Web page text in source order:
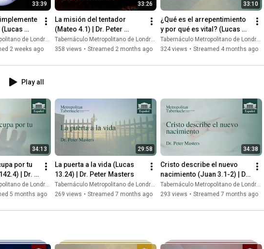
33:39
de Londres
2 weeks ago
33:26
La misión del tentador
(Mateo 4.1) | Dr. Peter
Masters
Tabernáculo Metropolitano de Londres
358 views • Streamed 2 months ago
33:10
¿Qué es el arrepentimiento
y por qué es vital? (Lucas
15.7) | Dr Peter Masters
Tabernáculo Metropolitano de Londres
324 views • Streamed 4 months ago
Play all
34:13
por tu
| Dr.
de Londres
5 months ago
29:58
La puerta a la vida (Lucas
13.24) | Dr. Peter Masters
Tabernáculo Metropolitano de Londres
269 views • Streamed 7 months ago
34:38
Cristo describe el nuevo
nacimiento (Juan 3.1-2) | Dr.
Peter Masters
Tabernáculo Metropolitano de Londres
293 views • Streamed 7 months ago